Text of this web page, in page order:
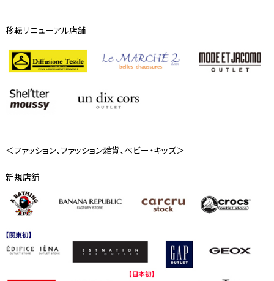
移転リニューアル店舗
＜ファッション、ファッション雑貨、ベビー・キッズ＞
新規店舗